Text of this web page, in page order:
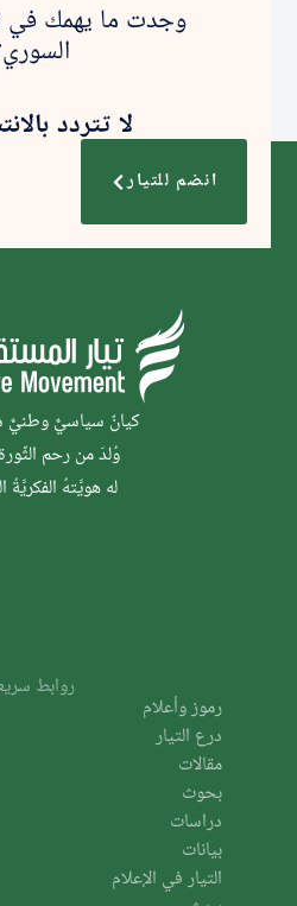
وجدت ما يهمك في
لا تتردد
انضم للتيار
كيانٌ سياسيٌّ وطنيٌّ
وُلدَ من رحم
له هويَّتهُ الفكريَّةُ
روابط
رموز وأعلام
درع التيار
مقالات
بحوث
دراسات
بيانات
التيار في الإعلام